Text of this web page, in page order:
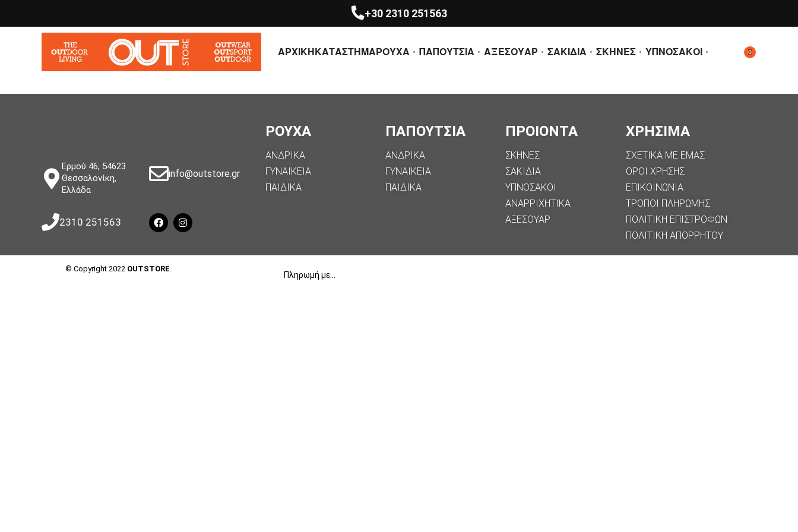
+30 2310 251563
ΑΡΧΙΚΗΚΑΤΑΣΤΗΜΑΡΟΥΧΑ ΠΑΠΟΥΤΣΙΑ ΑΞΕΣΟΥΑΡ ΣΑΚΙΔΙΑ ΣΚΗΝΕΣ ΥΠΝΟΣΑΚΟΙ 0
Ερμού 46, 54623
Θεσσαλονίκη,
Ελλάδα
info@outstore.gr
2310 251563
ΡΟΥΧΑ
ΑΝΔΡΙΚΑ
ΓΥΝΑΙΚΕΙΑ
ΠΑΙΔΙΚΑ
ΠΑΠΟΥΤΣΙΑ
ΑΝΔΡΙΚΑ
ΓΥΝΑΙΚΕΙΑ
ΠΑΙΔΙΚΑ
ΠΡΟΙΟΝΤΑ
ΣΚΗΝΕΣ
ΣΑΚΙΔΙΑ
ΥΠΝΟΣΑΚΟΙ
ΑΝΑΡΡΙΧΗΤΙΚΑ
ΑΞΕΣΟΥΑΡ
ΧΡΗΣΙΜΑ
ΣΧΕΤΙΚΑ ΜΕ ΕΜΑΣ
ΟΡΟΙ ΧΡΗΣΗΣ
ΕΠΙΚΟΙΝΩΝΙΑ
ΤΡΟΠΟΙ ΠΛΗΡΩΜΗΣ
ΠΟΛΙΤΙΚΗ ΕΠΙΣΤΡΟΦΩΝ
ΠΟΛΙΤΙΚΉ ΑΠΟΡΡΉΤΟΥ
© Copyright 2022 OUTSTORE
Πληρωμή με…